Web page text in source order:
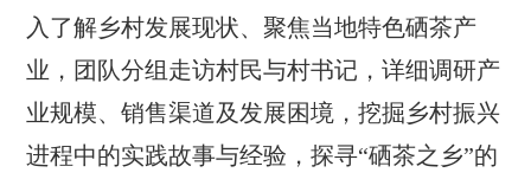
入了解乡村发展现状、聚焦当地特色硒茶产
业，团队分组走访村民与村书记，详细调研产
业规模、销售渠道及发展困境，挖掘乡村振兴
进程中的实践故事与经验，探寻“硒茶之乡”的